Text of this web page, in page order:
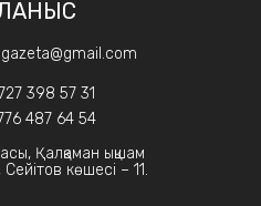
398 57 31
487 64 54
Қалқаман ықшам
көшесі – 11.